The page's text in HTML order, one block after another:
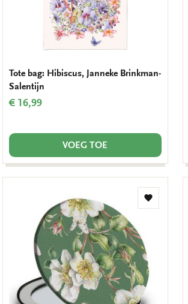
Tote bag: Hibiscus, Janneke Brinkman-
Salentijn
€ 16,99
VOEG TOE
Toevoegen